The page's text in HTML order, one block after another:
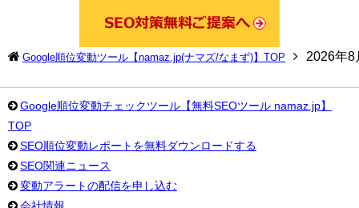
Google順位変動ツール【namaz.jp(ナマズ/なまず)】TOP 2026年8
Google順位変動チェックツール【無料SEOツール namaz.jp】
TOP
SEO順位変動レポートを無料ダウンロードする
SEO関連ニュース
変動アラートの配信を申し込む